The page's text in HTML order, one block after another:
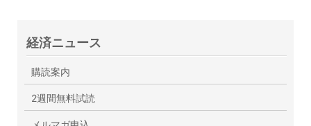
経済ニュース
購読案内
2週間無料試読